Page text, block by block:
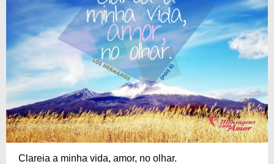
Clareia a minha vida, amor, no olhar.